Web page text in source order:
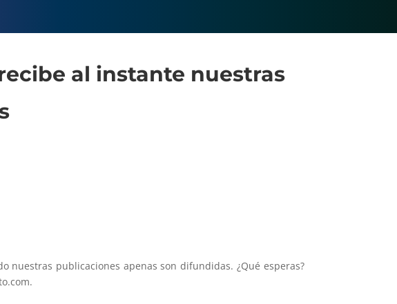
al instante nuestras
nuestras publicaciones apenas son difundidas. ¿Qué esperas?